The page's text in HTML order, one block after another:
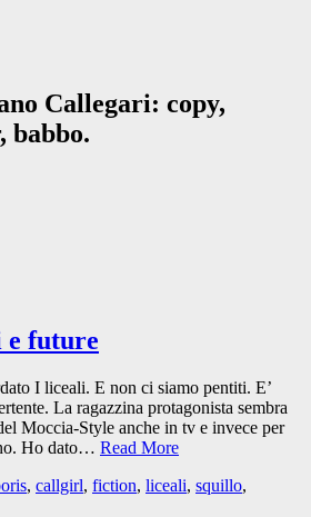
Callegari: copy,
babbo.
e future
I liceali. E non ci siamo pentiti. E’
La ragazzina protagonista sembra
Moccia-Style anche in tv e invece per
Ho dato… Read More
, callgirl, fiction, liceali, squillo,